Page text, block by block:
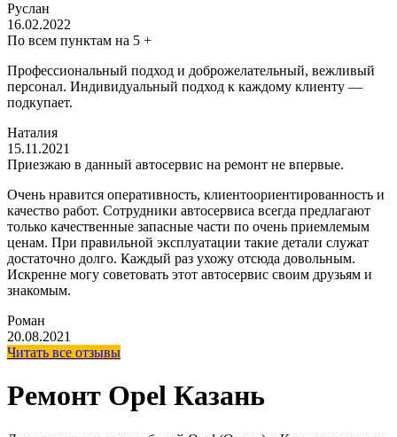
Руслан
16.02.2022
По всем пунктам на 5 +
Профессиональный подход и доброжелательный, вежливый
персонал. Индивидуальный подход к каждому клиенту —
подкупает.
Наталия
15.11.2021
Приезжаю в данный автосервис на ремонт не впервые.
Очень нравится оперативность, клиентоориентированность и
качество работ. Сотрудники автосервиса всегда предлагают
только качественные запасные части по очень приемлемым
ценам. При правильной эксплуатации такие детали служат
достаточно долго. Каждый раз ухожу отсюда довольным.
Искренне могу советовать этот автосервис своим друзьям и
знакомым.
Роман
20.08.2021
Читать все отзывы
Ремонт Opel Казань